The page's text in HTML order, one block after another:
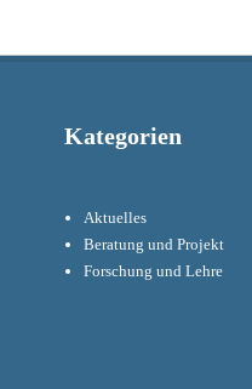
Kategorien
Aktuelles
Beratung und Projekt
Forschung und Lehre